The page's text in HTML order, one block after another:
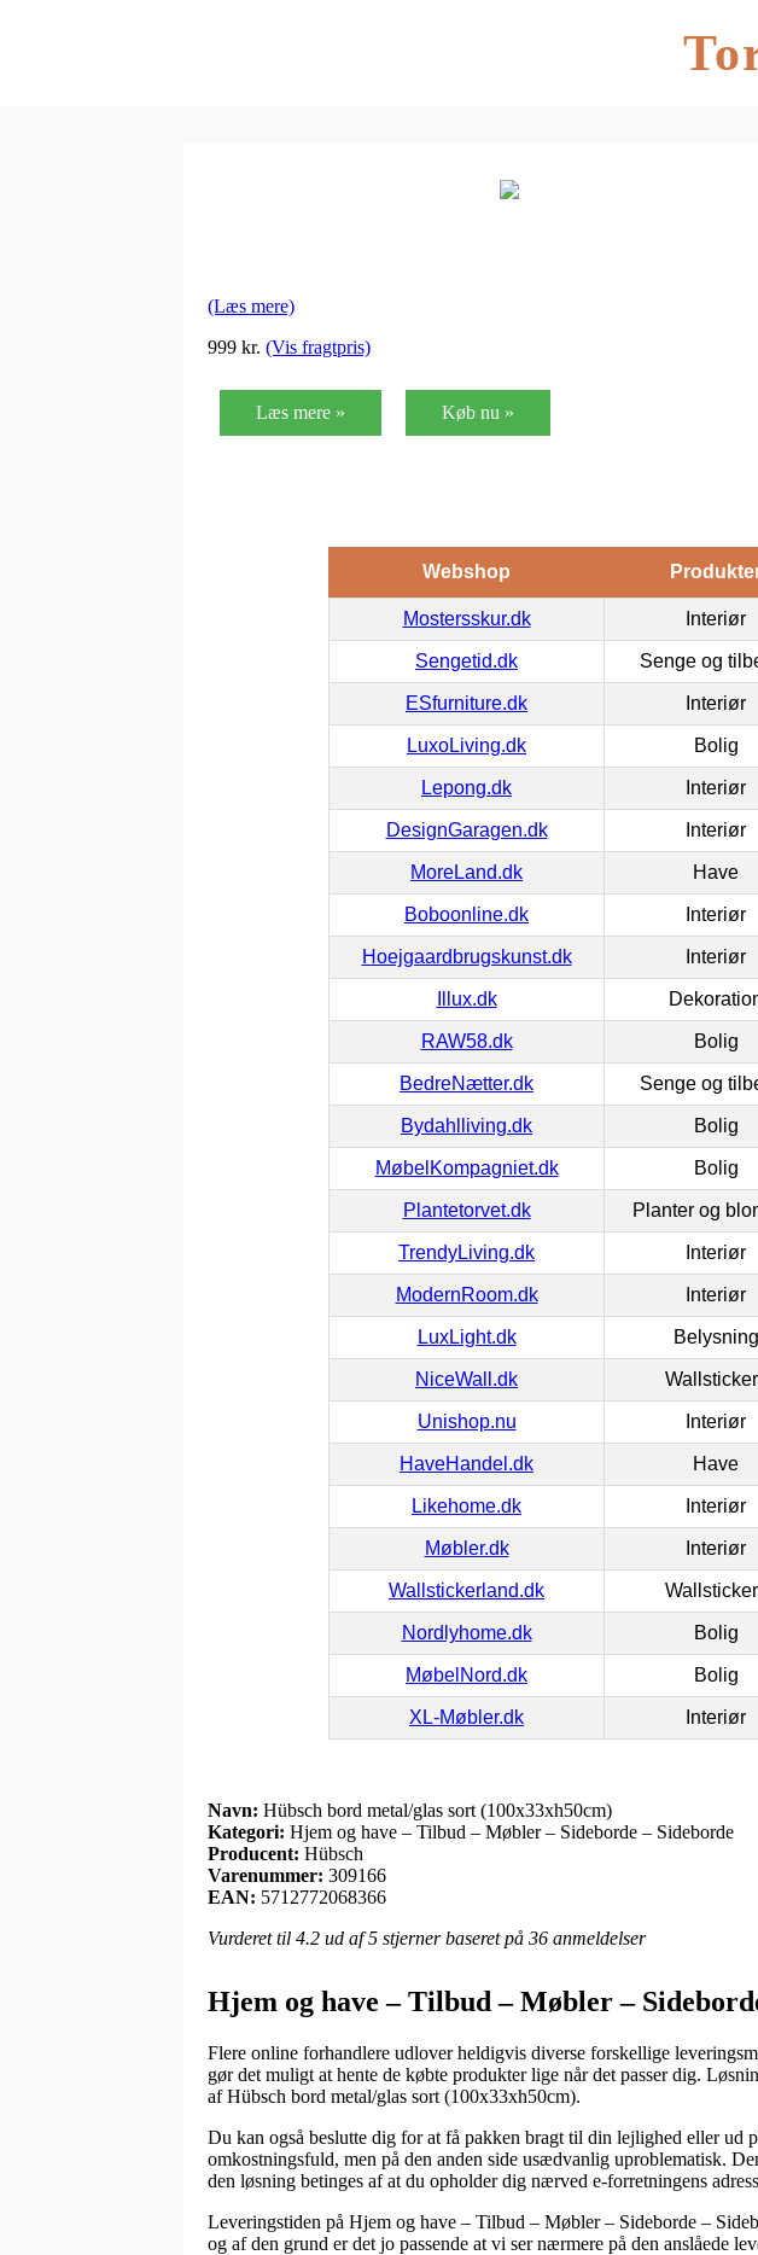
(Læs mere)
999 kr. (Vis fragtpris)
Læs mere » Køb nu »
Webshop
Mostersskur.dk Interiør
Sengetid.dk Senge og
ESfurniture.dk Interiør
LuxoLiving.dk Bolig
Lepong.dk Interiør
DesignGaragen.dk Interiør
MoreLand.dk Have
Boboonline.dk Interiør
Hoejgaardbrugskunst.dk Interiør
Illux.dk
RAW58.dk Bolig
BedreNætter.dk Senge og
Bydahlliving.dk Bolig
MøbelKompagniet.dk Bolig
Plantetorvet.dk Planter og
TrendyLiving.dk Interiør
ModernRoom.dk Interiør
LuxLight.dk Belysning
NiceWall.dk
Unishop.nu Interiør
HaveHandel.dk Have
Likehome.dk Interiør
Møbler.dk Interiør
Wallstickerland.dk
Nordlyhome.dk Bolig
MøbelNord.dk Bolig
XL-Møbler.dk Interiør
Navn: Hübsch bord metal/glas sort (100x33xh50cm)
Kategori: Hjem og have – Tilbud – Møbler – Sideborde – Sideborde
Producent: Hübsch
Varenummer: 309166
EAN: 5712772068366
Vurderet til 4.2 ud af 5 stjerner baseret på 36 anmeldelser
Hjem og have – Tilbud – Møbler –
Flere online forhandlere udlover heldigvis diverse forskellige
gør det muligt at hente de købte produkter lige når det passer dig.
af Hübsch bord metal/glas sort (100x33xh50cm).
Du kan også beslutte dig for at få pakken bragt til din lejlighed eller ud
omkostningsfuld, men på den anden side usædvanlig uproblematisk.
den løsning betinges af at du opholder dig nærved e-forretningens
Leveringstiden på Hjem og have – Tilbud – Møbler – Sideborde –
og af den grund er det jo passende at vi ser nærmere på den anslåede